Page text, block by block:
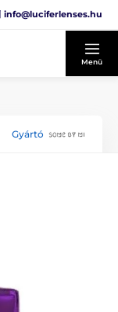
info@luciferlenses.hu
Menü
Gyártó